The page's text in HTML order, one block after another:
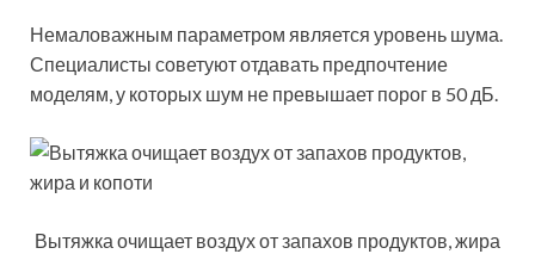
Немаловажным параметром является уровень шума.
Специалисты советуют отдавать предпочтение
моделям, у которых шум не превышает порог в 50 дБ.
Вытяжка очищает воздух от запахов продуктов, жира